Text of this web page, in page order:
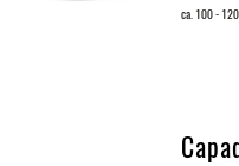
ca. 100 -